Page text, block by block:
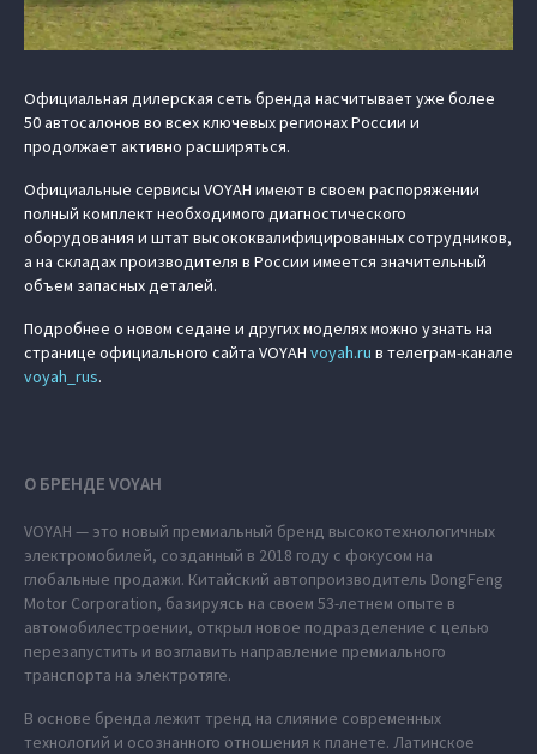
Официальная дилерская сеть бренда насчитывает уже более
50 автосалонов во всех ключевых регионах России и
продолжает активно расширяться.
Официальные сервисы VOYAH имеют в своем распоряжении
полный комплект необходимого диагностического
оборудования и штат высококвалифицированных сотрудников,
а на складах производителя в России имеется значительный
объем запасных деталей.
Подробнее о новом седане и других моделях можно узнать на
странице официального сайта VOYAH voyah.ru в телеграм-канале
voyah_rus.
О БРЕНДЕ VOYAH
VOYAH — это новый премиальный бренд высокотехнологичных
электромобилей, созданный в 2018 году с фокусом на
глобальные продажи. Китайский автопроизводитель DongFeng
Motor Corporation, базируясь на своем 53-летнем опыте в
автомобилестроении, открыл новое подразделение с целью
перезапустить и возглавить направление премиального
транспорта на электротяге.
В основе бренда лежит тренд на слияние современных
технологий и осознанного отношения к планете. Латинское